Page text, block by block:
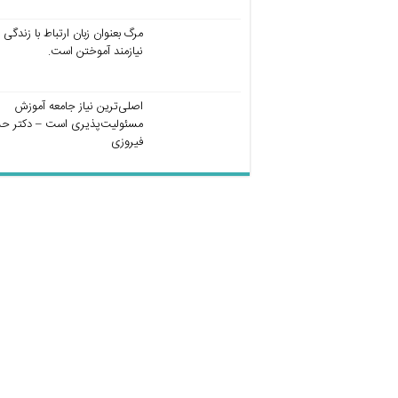
مرگ بعنوان زبان ارتباط با زندگی
نیازمند آموختن است.
اصلی‌ترین نیاز جامعه آموزش
مسئولیت‌پذیری است – دکتر
فیروزی